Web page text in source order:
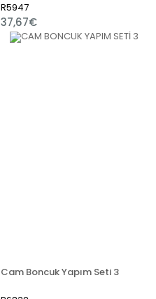
R5947
37,67€
Cam Boncuk Yapım Seti 3